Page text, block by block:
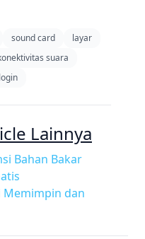
sound card
layar
suara
Lainnya
Bahan Bakar
Memimpin dan